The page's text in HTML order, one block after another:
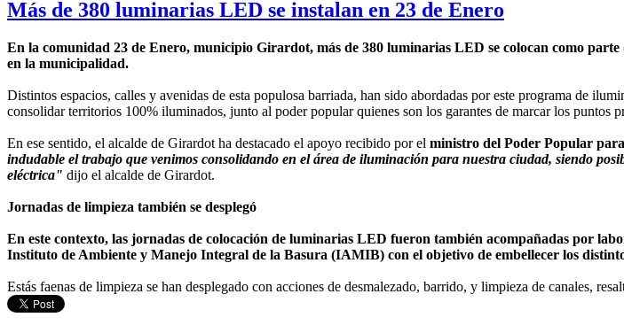
Más de 380 luminarias LED se instalan en 23 de Enero
En la comunidad 23 de Enero, municipio Girardot, más de 380 luminarias LED se colocan como
en la municipalidad.
Distintos espacios, calles y avenidas de esta populosa barriada, han sido abordadas por este programa de
consolidar territorios 100% iluminados, junto al poder popular quienes son los garantes de marcar los puntos
En ese sentido, el alcalde de Girardot ha destacado el apoyo recibido por el ministro del Poder Popular
indudable el trabajo que venimos consolidando en el área de iluminación para nuestra ciudad, siendo
eléctrica" dijo el alcalde de Girardot.
Jornadas de limpieza también se desplegó
En este contexto, las jornadas de colocación de luminarias LED fueron también acompañadas por
Instituto de Ambiente y Manejo Integral de la Basura (IAMIB) con el objetivo de embellecer los
Estás faenas de limpieza se han desplegado con acciones de desmalezado, barrido, y limpieza de canales,